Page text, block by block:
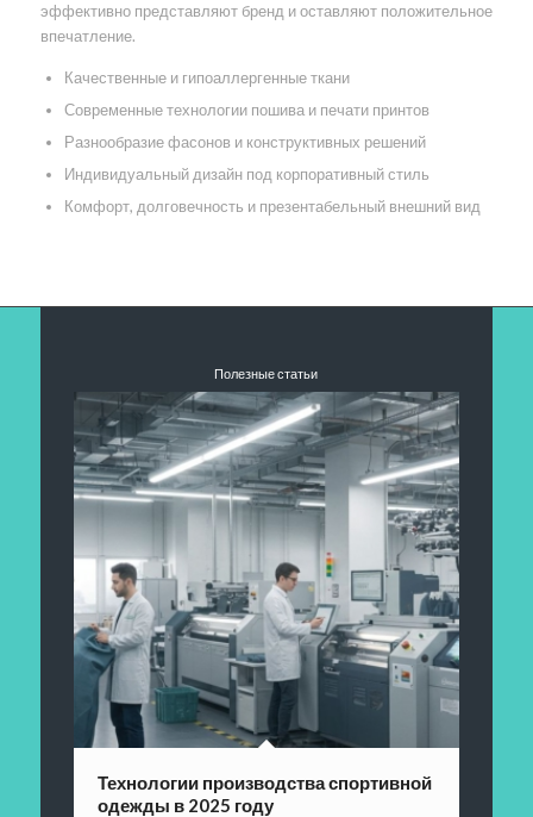
эффективно представляют бренд и оставляют положительное
впечатление.
Качественные и гипоаллергенные ткани
Современные технологии пошива и печати принтов
Разнообразие фасонов и конструктивных решений
Индивидуальный дизайн под корпоративный стиль
Комфорт, долговечность и презентабельный внешний вид
Полезные статьи
Технологии производства спортивной
одежды в 2025 году